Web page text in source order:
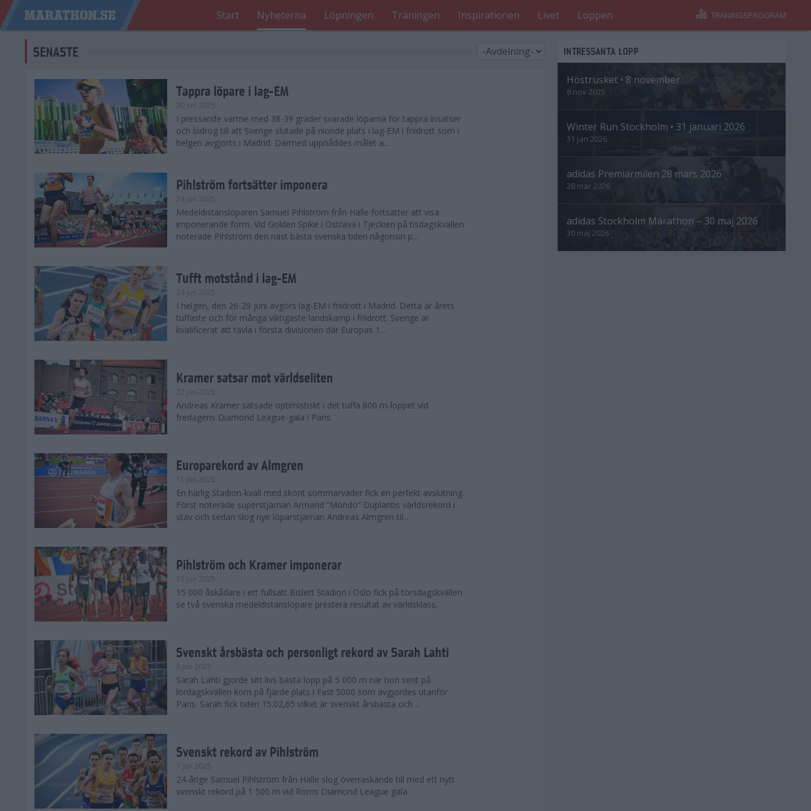
Start Nyheterna Löpningen Träningen Inspirationen Livet Loppen TRÄNINGSPROGRAM
SENASTE
Tappra löpare i lag-EM
30 jun 2025
I pressande värme med 38-39 grader svarade löparna för tappra insatser
och bidrog till att Sverige slutade på nionde plats i lag-EM i friidrott som i
helgen avgjorts i Madrid. Därmed uppnåddes målet a...
Pihlström fortsätter imponera
24 jun 2025
Medeldistanslöparen Samuel Pihlström från Hälle fortsätter att visa
imponerande form. Vid Golden Spike i Ostrava i Tjeckien på tisdagskvällen
noterade Pihlström den näst bästa svenska tiden någonsin p...
Tufft motstånd i lag-EM
24 jun 2025
I helgen, den 26-29 juni avgörs lag-EM i friidrott i Madrid. Detta är årets
tuffaste och för många viktigaste landskamp i friidrott. Sverige är
kvalificerat att tävla i första divisionen där Europas 1...
Kramer satsar mot världseliten
22 jun 2025
Andreas Kramer satsade optimistiskt i det tuffa 800 m-loppet vid
fredagens Diamond League-gala i Paris.
Europarekord av Almgren
15 jun 2025
En härlig Stadion-kväll med skönt sommarväder fick en perfekt avslutning.
Först noterade superstjärnan Armand ”Mondo” Duplantis världsrekord i
stav och sedan slog nye löparstjärnan Andreas Almgren til...
Pihlström och Kramer imponerar
13 jun 2025
15 000 åskådare i ett fullsatt Bislett Stadion i Oslo fick på torsdagskvällen
se två svenska medeldistanslöpare prestera resultat av världsklass.
Svenskt årsbästa och personligt rekord av Sarah Lahti
8 jun 2025
Sarah Lahti gjorde sitt livs bästa lopp på 5 000 m när hon sent på
lördagskvällen kom på fjärde plats i Fast 5000 som avgjordes utanför
Paris. Sarah fick tiden 15.02,65 vilket är svenskt årsbästa och ...
Svenskt rekord av Pihlström
7 jun 2025
24-årige Samuel Pihlström från Hälle slog överraskande till med ett nytt
svenskt rekord på 1 500 m vid Roms Diamond League gala.
INTRESSANTA LOPP
Höstrusket • 8 november
8 nov 2025
Winter Run Stockholm • 31 januari 2026
31 jan 2026
adidas Premiärmilen 28 mars 2026
28 mar 2026
adidas Stockholm Marathon – 30 maj 2026
30 maj 2026